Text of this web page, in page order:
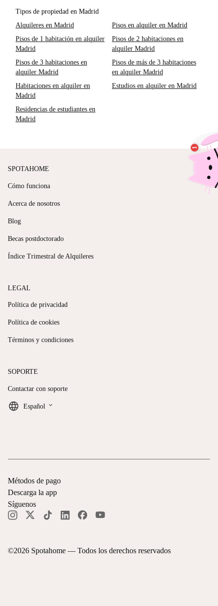
Tipos de propiedad en Madrid
Alquileres en Madrid
Pisos en alquiler en Madrid
Pisos de 1 habitación en alquiler
Madrid
Pisos de 2 habitaciones en
alquiler Madrid
Pisos de 3 habitaciones en
alquiler Madrid
Pisos de más de 3 habitaciones
en alquiler Madrid
Habitaciones en alquiler en
Madrid
Estudios en alquiler en Madrid
Residencias de estudiantes en
Madrid
SPOTAHOME
Cómo funciona
Acerca de nosotros
Blog
Becas postdoctorado
Índice Trimestral de Alquileres
LEGAL
Política de privacidad
Política de cookies
Términos y condiciones
SOPORTE
Contactar con soporte
Español keyboard_arrow_down
©2026 Spotahome — Todos los derechos reservados
Métodos de pago
Descarga la app
Síguenos